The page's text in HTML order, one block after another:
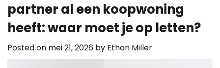
partner al een koopwoning
heeft: waar moet je op letten?
Posted on mei 21, 2026 by Ethan Miller